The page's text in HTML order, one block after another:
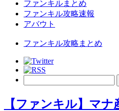
ファンキルまとめ
ファンキル攻略速報
アバウト
ファンキル攻略まとめ
【ファンキル】マ